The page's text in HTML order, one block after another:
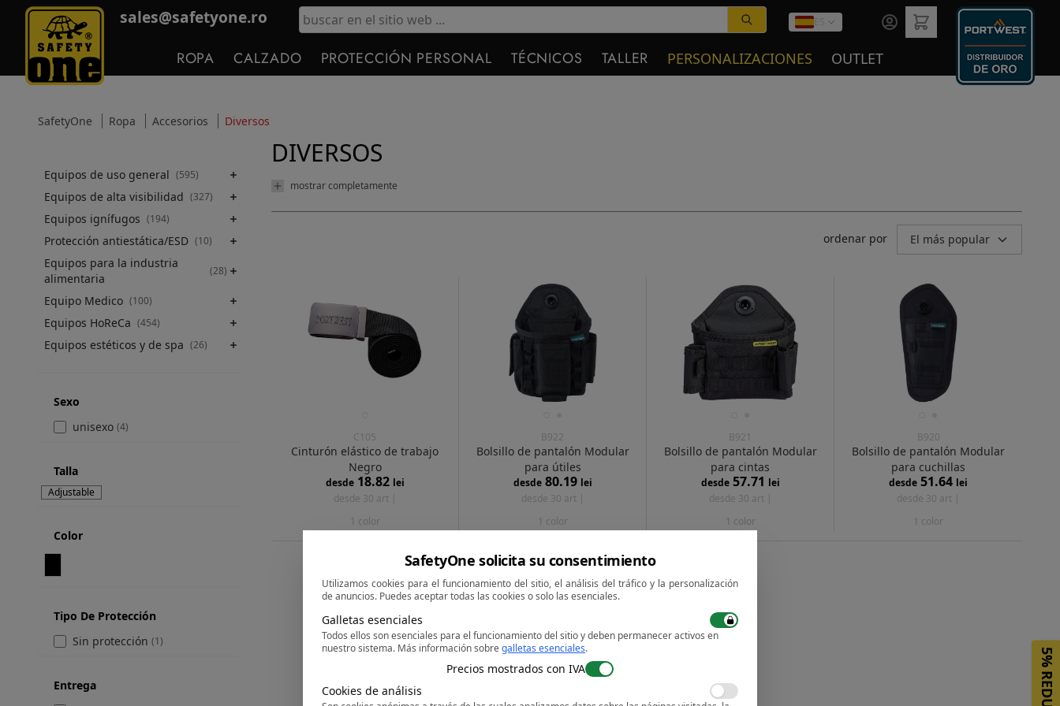
sales@safetyone.ro
ROPA CALZADO PROTECCIÓN PERSONAL TÉCNICOS TALLER PERSONALIZACIONES OUTLET
SafetyOne Ropa Accesorios Diversos
Equipos de uso general (595)
Equipos de alta visibilidad (327)
Equipos ignífugos (194)
Protección antiestática/ESD (10)
Equipos para la industria
alimentaria
(28)
Equipo Medico (100)
Equipos HoReCa (454)
Equipos estéticos y de spa (26)
Sexo
unisexo (4)
Talla
Adjustable
Color
Tipo De Protección
Sin protección (1)
Entrega
DIVERSOS
mostrar completamente
ordenar por El más popular
C105
Cinturón elástico de trabajo
Negro
desde 18.82 lei
desde 30 art |
1 color
B922
Bolsillo de pantalón Modular
para útiles
desde 80.19 lei
desde 30 art |
1 color
B921
Bolsillo de pantalón Modular
para cintas
desde 57.71 lei
desde 30 art |
1 color
B920
Bolsillo de pantalón Modular
para cuchillas
desde 51.64 lei
desde 30 art |
1 color
5%
SafetyOne solicita su consentimiento
Utilizamos cookies para el funcionamiento del sitio, el análisis del tráfico y la personalización
de anuncios. Puedes aceptar todas las cookies o solo las esenciales.
Galletas esenciales
Todos ellos son esenciales para el funcionamiento del sitio y deben permanecer activos en
nuestro sistema. Más información sobregalletas esenciales.
Precios mostrados con IVA
Cookies de análisis